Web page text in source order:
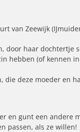
van Zeewijk
door haar dochtertje
hebben (of kennen
die deze moeder en
en gunt een andere
passen, als ze willen!